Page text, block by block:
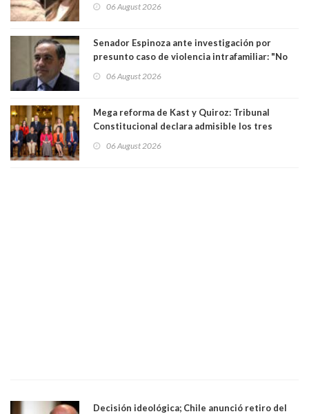
06 August 2026
Senador Espinoza ante investigación por
presunto caso de violencia intrafamiliar: "No
antecedentes a Tribunal Supremo
06 August 2026
Mega reforma de Kast y Quiroz: Tribunal
Constitucional declara admisible los tres
06 August 2026
Decisión ideológica; Chile anunció retiro del